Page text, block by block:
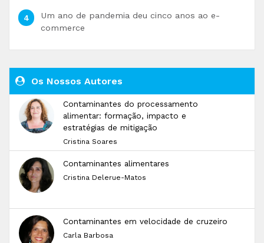
Um ano de pandemia deu cinco anos ao e-
commerce
Os Nossos Autores
Contaminantes do processamento
alimentar: formação, impacto e
estratégias de mitigação
Cristina Soares
Contaminantes alimentares
Cristina Delerue-Matos
Contaminantes em velocidade de cruzeiro
Carla Barbosa